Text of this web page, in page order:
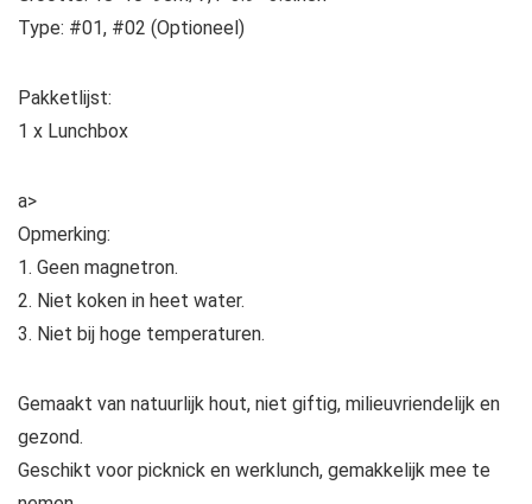
Type: #01, #02 (Optioneel)
Pakketlijst:
1 x Lunchbox
a>
Opmerking:
1. Geen magnetron.
2. Niet koken in heet water.
3. Niet bij hoge temperaturen.
Gemaakt van natuurlijk hout, niet giftig, milieuvriendelijk en
gezond.
Geschikt voor picknick en werklunch, gemakkelijk mee te